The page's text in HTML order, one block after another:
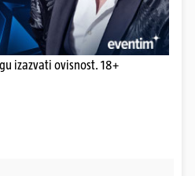
izazvati ovisnost. 18+